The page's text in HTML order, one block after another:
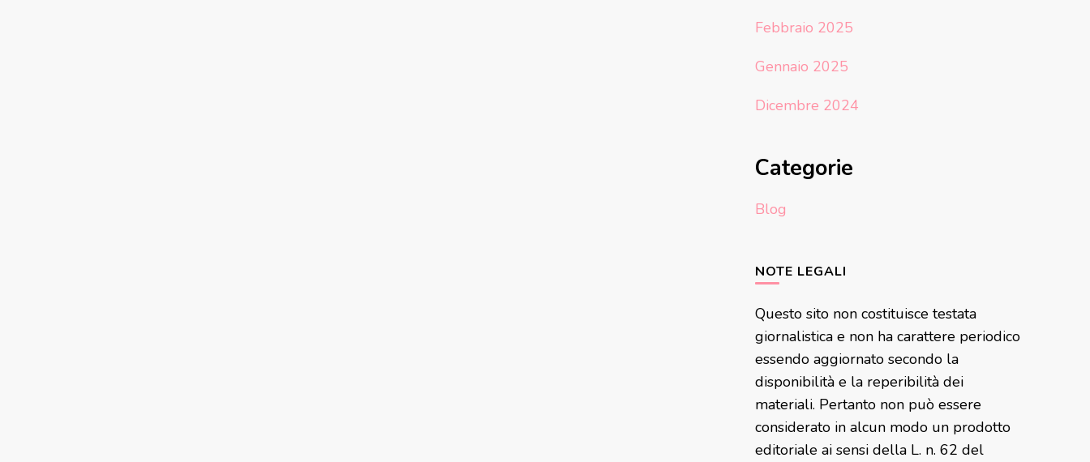
Febbraio 2025
Gennaio 2025
Dicembre 2024
Categorie
Blog
NOTE LEGALI
Questo sito non costituisce testata
giornalistica e non ha carattere periodico
essendo aggiornato secondo la
disponibilità e la reperibilità dei
materiali. Pertanto non può essere
considerato in alcun modo un prodotto
editoriale ai sensi della L. n. 62 del